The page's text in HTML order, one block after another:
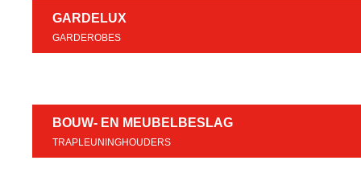
GARDELUX
GARDEROBES
BOUW- EN MEUBELBESLAG
TRAPLEUNINGHOUDERS